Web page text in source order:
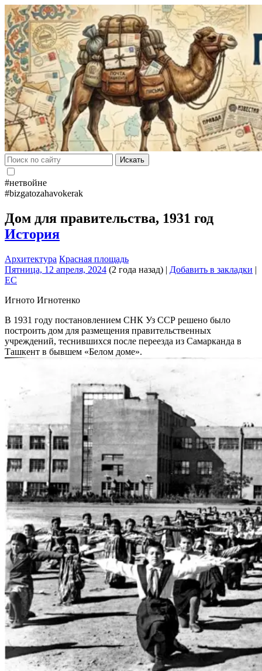
Искать
#нетвойне
#bizgatozahavokerak
Дом для правительства, 1931 год
История
Архитектура Красная площадь
Пятница, 12 апреля, 2024 (2 года назад) | Добавить в закладки |
EC
Игното Игнотенко
В 1931 году постановлением СНК Уз ССР решено было
построить дом для размещения правительственных
учреждений, теснившихся после переезда из Самарканда в
Ташкент в бывшем «Белом доме».